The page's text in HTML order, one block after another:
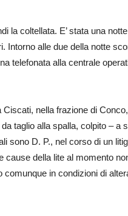
la coltellata. E’ stata una
Intorno alle due della notte
telefonata alla centrale
Ciscati, nella frazione di
taglio alla spalla, colpito – a
sono D. P., nel corso di un
cause della lite al momento
in condizioni di